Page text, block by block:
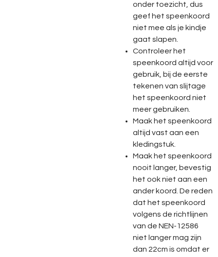
onder toezicht, dus
geef het speenkoord
niet mee als je kindje
gaat slapen.
Controleer het
speenkoord altijd voor
gebruik, bij de eerste
tekenen van slijtage
het speenkoord niet
meer gebruiken.
Maak het speenkoord
altijd vast aan een
kledingstuk.
Maak het speenkoord
nooit langer, bevestig
het ook niet aan een
ander koord. De reden
dat het speenkoord
volgens de richtlijnen
van de NEN-12586
niet langer mag zijn
dan 22cm is omdat er